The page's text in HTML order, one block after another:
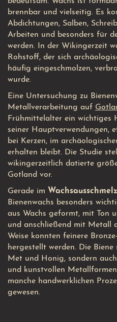
brennbar und vielseitig. Es
Abdichtungen, Salben,
Arbeiten und besonders für
werden. In der Wikingerzeit
Rohstoff, der sich
häufig eingeschmolzen,
wurde.
Eine Untersuchung zu
Metallverarbeitung auf
Frühmittelalter ein wichtiges
seiner Hauptverwendungen,
bei Kerzen, im
erhalten bleibt. Die Studie
wikingerzeitlich datierte
Gotland vor.
Gerade im
Bienenwachs besonders
aus Wachs geformt, mit Ton
und anschließend mit Metall
Weise konnten feinere
hergestellt werden. Die
Met und Honig, sondern
und kunstvollen
manche handwerklichen
gewesen.